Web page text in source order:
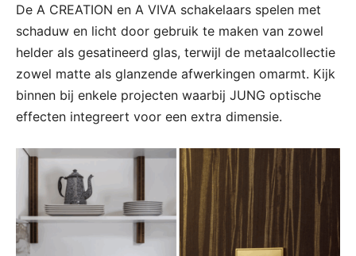
De A CREATION en A VIVA schakelaars spelen met
schaduw en licht door gebruik te maken van zowel
helder als gesatineerd glas, terwijl de metaalcollectie
zowel matte als glanzende afwerkingen omarmt. Kijk
binnen bij enkele projecten waarbij JUNG optische
effecten integreert voor een extra dimensie.